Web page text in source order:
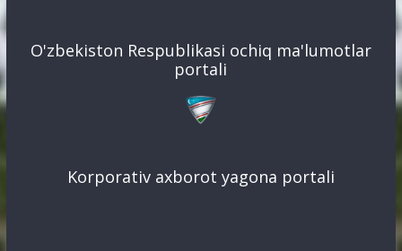
O'zbekiston Respublikasi ochiq ma'lumotlar
portali
Korporativ axborot yagona portali